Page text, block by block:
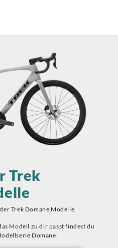
Trek
Trek Domane Modelle.
Modell zu dir passt findest du
Domane.